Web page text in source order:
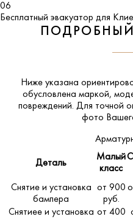
06
Бесплатный эвакуатор для
Ниже указана
обусловлена маркой,
повреждений. Для точной
фото
Деталь
Малый
класс
Снятие и установка
бампера
от 900
руб.
Снятиее и установка от 400